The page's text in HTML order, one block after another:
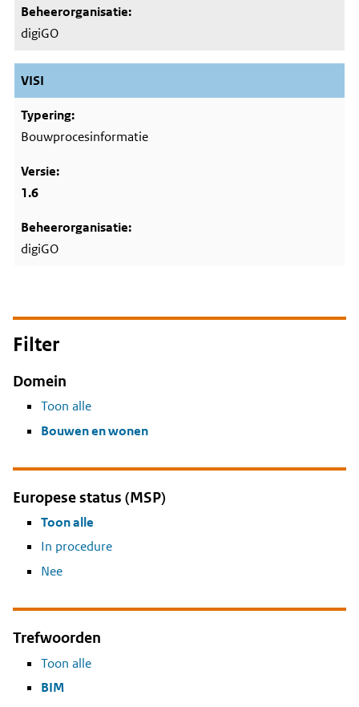
digiGO
VISI
Bouwprocesinformatie
1.6
digiGO
Filter
Domein
Toon alle
Bouwen en wonen
Europese status (MSP)
Toon alle
In procedure
Nee
Trefwoorden
Toon alle
BIM